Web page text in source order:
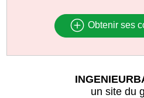
Obtenir ses
un site du